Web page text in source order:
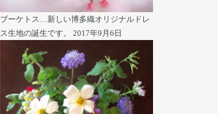
ブーケトス…新しい博多織オリジナルドレ
ス生地の誕生です。
2017年9月6日